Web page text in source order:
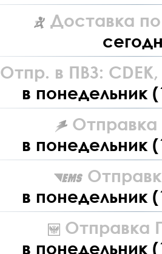
Доставка
Отпр. в ПВЗ: CDEK,
в понедельник
Отправка
в понедельник
в понедельник
Отправка
в понедельник